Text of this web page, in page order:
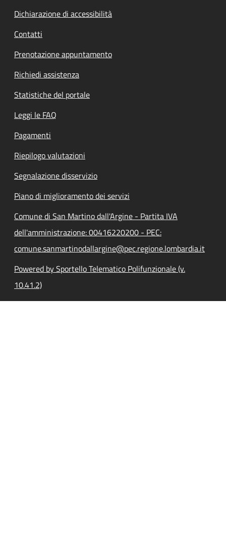
Dichiarazione di accessibilità
Contatti
Prenotazione appuntamento
Richiedi assistenza
Statistiche del portale
Leggi le FAQ
Pagamenti
Riepilogo valutazioni
Segnalazione disservizio
Piano di miglioramento dei servizi
Comune di San Martino dall'Argine - Partita IVA
dell'amministrazione: 00416220200 - PEC:
comune.sanmartinodallargine@pec.regione.lombardia.it
Powered by Sportello Telematico Polifunzionale (v.
10.41.2)